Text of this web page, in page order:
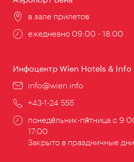
Расположение:
в зале прилетов
Часы
ежедневно 09:00 - 18:00
Инфоцентр Wien Hotels & Info
Эл.
info@wien.info
Телефон:
+43-1-24 555
Часы
работы:
понеде́льник-пя́тница с
17:00
Закрыто в праздничные дни